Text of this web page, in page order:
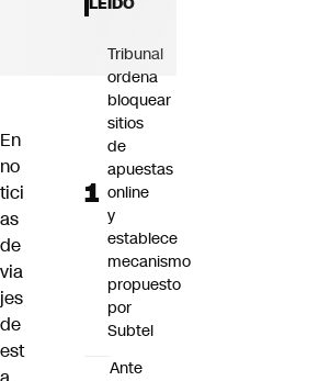
En
no
tici
as
de
via
jes
de
est
Tribunal
ordena
bloquear
sitios
de
apuestas
online
y
establece
mecanismo
propuesto
por
Subtel
Ante